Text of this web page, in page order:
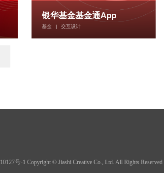
银华基金基金通App
基金 | 交互设计
号-1 Copyright © Jiashi Creative Co., Ltd. All Rights Reserved